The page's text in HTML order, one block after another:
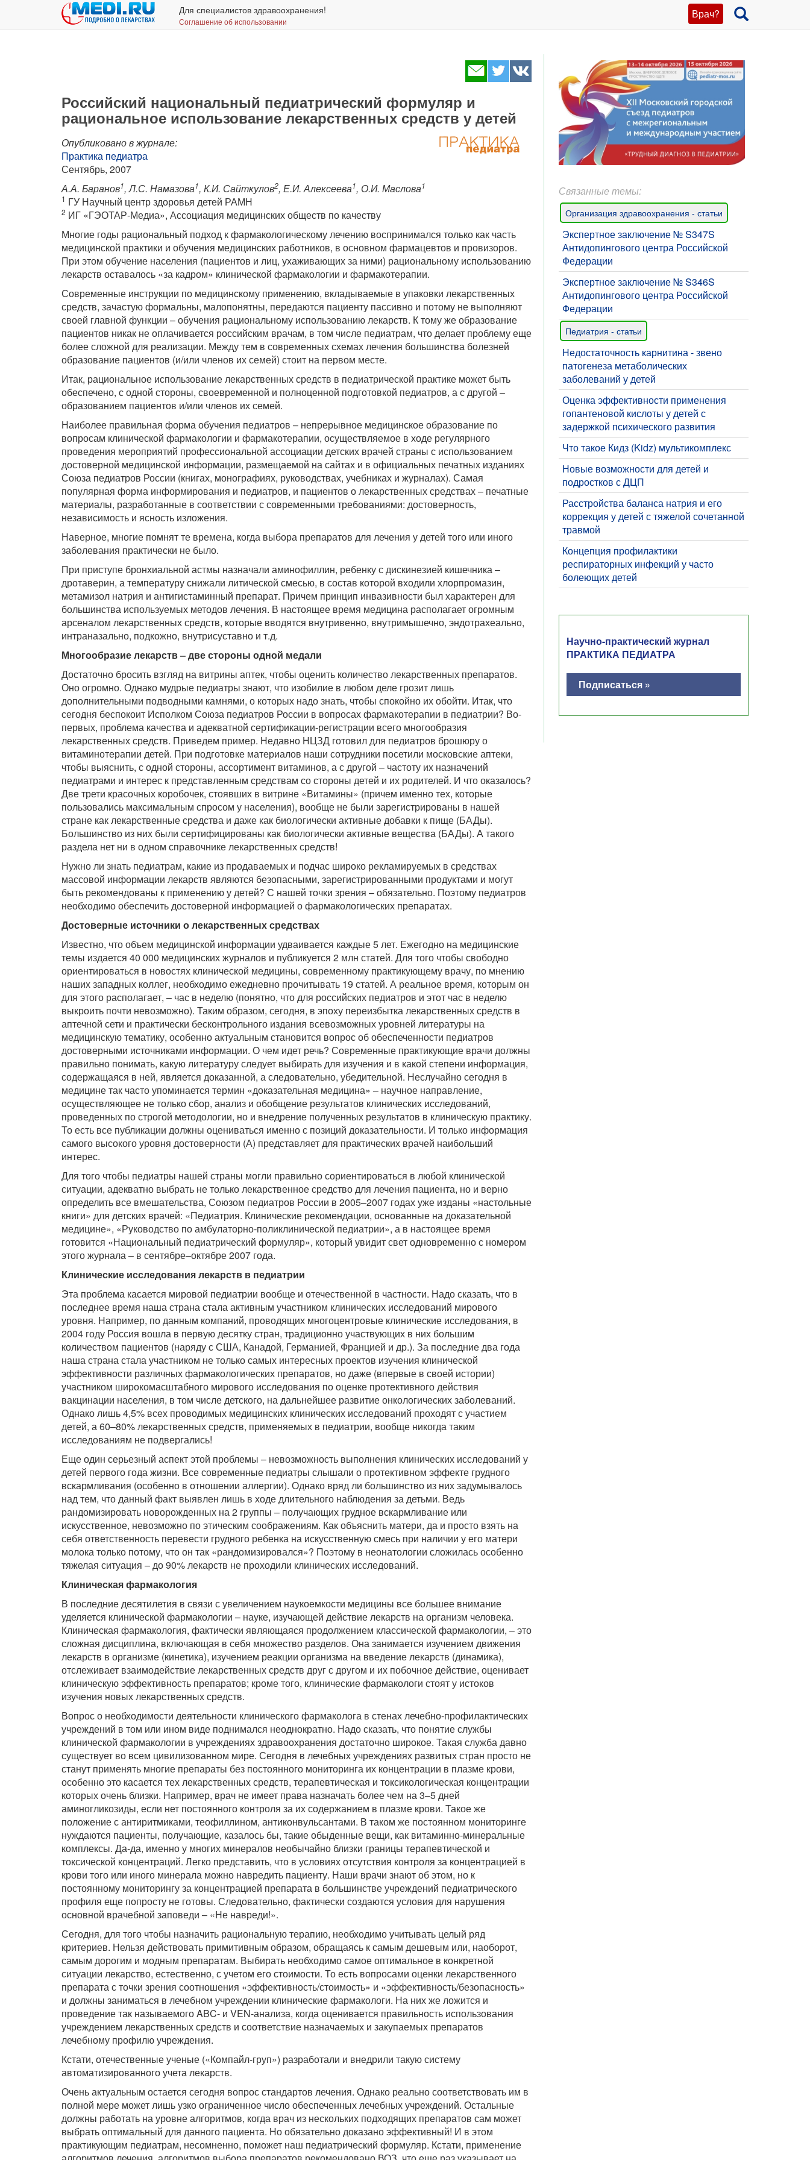
Врач?
Для специалистов здравоохранения!
Соглашение об использовании
Российский национальный педиатрический формуляр и
рациональное использование лекарственных средств у детей
Опубликовано в журнале:
Практика педиатра
Сентябрь, 2007
А.А. Баранов1, Л.С. Намазова1, К.И. Сайткулов2, Е.И. Алексеева1, О.И. Маслова1
1 ГУ Научный центр здоровья детей РАМН
2 ИГ «ГЭОТАР-Медиа», Ассоциация медицинских обществ по качеству
Многие годы рациональный подход к фармакологическому лечению воспринимался только как часть
медицинской практики и обучения медицинских работников, в основном фармацевтов и провизоров.
При этом обучение населения (пациентов и лиц, ухаживающих за ними) рациональному использованию
лекарств оставалось «за кадром» клинической фармакологии и фармакотерапии.
Современные инструкции по медицинскому применению, вкладываемые в упаковки лекарственных
средств, зачастую формальны, малопонятны, передаются пациенту пассивно и потому не выполняют
своей главной функции – обучения рациональному использованию лекарств. К тому же образование
пациентов никак не оплачивается российским врачам, в том числе педиатрам, что делает проблему еще
более сложной для реализации. Между тем в современных схемах лечения большинства болезней
образование пациентов (и/или членов их семей) стоит на первом месте.
Итак, рациональное использование лекарственных средств в педиатрической практике может быть
обеспечено, с одной стороны, своевременной и полноценной подготовкой педиатров, а с другой –
образованием пациентов и/или членов их семей.
Наиболее правильная форма обучения педиатров – непрерывное медицинское образование по
вопросам клинической фармакологии и фармакотерапии, осуществляемое в ходе регулярного
проведения мероприятий профессиональной ассоциации детских врачей страны с использованием
достоверной медицинской информации, размещаемой на сайтах и в официальных печатных изданиях
Союза педиатров России (книгах, монографиях, руководствах, учебниках и журналах). Самая
популярная форма информирования и педиатров, и пациентов о лекарственных средствах – печатные
материалы, разработанные в соответствии с современными требованиями: достоверность,
независимость и ясность изложения.
Наверное, многие помнят те времена, когда выбора препаратов для лечения у детей того или иного
заболевания практически не было.
При приступе бронхиальной астмы назначали аминофиллин, ребенку с дискинезией кишечника –
дротаверин, а температуру снижали литической смесью, в состав которой входили хлорпромазин,
метамизол натрия и антигистаминный препарат. Причем принцип инвазивности был характерен для
большинства используемых методов лечения. В настоящее время медицина располагает огромным
арсеналом лекарственных средств, которые вводятся внутривенно, внутримышечно, эндотрахеально,
интраназально, подкожно, внутрисуставно и т.д.
Многообразие лекарств – две стороны одной медали
Достаточно бросить взгляд на витрины аптек, чтобы оценить количество лекарственных препаратов.
Оно огромно. Однако мудрые педиатры знают, что изобилие в любом деле грозит лишь
дополнительными подводными камнями, о которых надо знать, чтобы спокойно их обойти. Итак, что
сегодня беспокоит Исполком Союза педиатров России в вопросах фармакотерапии в педиатрии? Во-
первых, проблема качества и адекватной сертификации-регистрации всего многообразия
лекарственных средств. Приведем пример. Недавно НЦЗД готовил для педиатров брошюру о
витаминотерапии детей. При подготовке материалов наши сотрудники посетили московские аптеки,
чтобы выяснить, с одной стороны, ассортимент витаминов, а с другой – частоту их назначений
педиатрами и интерес к представленным средствам со стороны детей и их родителей. И что оказалось?
Две трети красочных коробочек, стоявших в витрине «Витамины» (причем именно тех, которые
пользовались максимальным спросом у населения), вообще не были зарегистрированы в нашей
стране как лекарственные средства и даже как биологически активные добавки к пище (БАДы).
Большинство из них были сертифицированы как биологически активные вещества (БАДы). А такого
раздела нет ни в одном справочнике лекарственных средств!
Нужно ли знать педиатрам, какие из продаваемых и подчас широко рекламируемых в средствах
массовой информации лекарств являются безопасными, зарегистрированными продуктами и могут
быть рекомендованы к применению у детей? С нашей точки зрения – обязательно. Поэтому педиатров
необходимо обеспечить достоверной информацией о фармакологических препаратах.
Достоверные источники о лекарственных средствах
Известно, что объем медицинской информации удваивается каждые 5 лет. Ежегодно на медицинские
темы издается 40 000 медицинских журналов и публикуется 2 млн статей. Для того чтобы свободно
ориентироваться в новостях клинической медицины, современному практикующему врачу, по мнению
наших западных коллег, необходимо ежедневно прочитывать 19 статей. А реальное время, которым он
для этого располагает, – час в неделю (понятно, что для российских педиатров и этот час в неделю
выкроить почти невозможно). Таким образом, сегодня, в эпоху переизбытка лекарственных средств в
аптечной сети и практически бесконтрольного издания всевозможных уровней литературы на
медицинскую тематику, особенно актуальным становится вопрос об обеспеченности педиатров
достоверными источниками информации. О чем идет речь? Современные практикующие врачи должны
правильно понимать, какую литературу следует выбирать для изучения и в какой степени информация,
содержащаяся в ней, является доказанной, а следовательно, убедительной. Неслучайно сегодня в
медицине так часто упоминается термин «доказательная медицина» – научное направление,
осуществляющее не только сбор, анализ и обобщение результатов клинических исследований,
проведенных по строгой методологии, но и внедрение полученных результатов в клиническую практику.
То есть все публикации должны оцениваться именно с позиций доказательности. И только информация
самого высокого уровня достоверности (А) представляет для практических врачей наибольший
интерес.
Для того чтобы педиатры нашей страны могли правильно сориентироваться в любой клинической
ситуации, адекватно выбрать не только лекарственное средство для лечения пациента, но и верно
определить все вмешательства, Союзом педиатров России в 2005–2007 годах уже изданы «настольные
книги» для детских врачей: «Педиатрия. Клинические рекомендации, основанные на доказательной
медицине», «Руководство по амбулаторно-поликлинической педиатрии», а в настоящее время
готовится «Национальный педиатрический формуляр», который увидит свет одновременно с номером
этого журнала – в сентябре–октябре 2007 года.
Клинические исследования лекарств в педиатрии
Эта проблема касается мировой педиатрии вообще и отечественной в частности. Надо сказать, что в
последнее время наша страна стала активным участником клинических исследований мирового
уровня. Например, по данным компаний, проводящих многоцентровые клинические исследования, в
2004 году Россия вошла в первую десятку стран, традиционно участвующих в них большим
количеством пациентов (наряду с США, Канадой, Германией, Францией и др.). За последние два года
наша страна стала участником не только самых интересных проектов изучения клинической
эффективности различных фармакологических препаратов, но даже (впервые в своей истории)
участником широкомасштабного мирового исследования по оценке протективного действия
вакцинации населения, в том числе детского, на дальнейшее развитие онкологических заболеваний.
Однако лишь 4,5% всех проводимых медицинских клинических исследований проходят с участием
детей, а 60–80% лекарственных средств, применяемых в педиатрии, вообще никогда таким
исследованиям не подвергались!
Еще один серьезный аспект этой проблемы – невозможность выполнения клинических исследований у
детей первого года жизни. Все современные педиатры слышали о протективном эффекте грудного
вскармливания (особенно в отношении аллергии). Однако вряд ли большинство из них задумывалось
над тем, что данный факт выявлен лишь в ходе длительного наблюдения за детьми. Ведь
рандомизировать новорожденных на 2 группы – получающих грудное вскармливание или
искусственное, невозможно по этическим соображениям. Как объяснить матери, да и просто взять на
себя ответственность перевести грудного ребенка на искусственную смесь при наличии у его матери
молока только потому, что он так «рандомизировался»? Поэтому в неонатологии сложилась особенно
тяжелая ситуация – до 90% лекарств не проходили клинических исследований.
Клиническая фармакология
В последние десятилетия в связи с увеличением наукоемкости медицины все большее внимание
уделяется клинической фармакологии – науке, изучающей действие лекарств на организм человека.
Клиническая фармакология, фактически являющаяся продолжением классической фармакологии, – это
сложная дисциплина, включающая в себя множество разделов. Она занимается изучением движения
лекарств в организме (кинетика), изучением реакции организма на введение лекарств (динамика),
отслеживает взаимодействие лекарственных средств друг с другом и их побочное действие, оценивает
клиническую эффективность препаратов; кроме того, клинические фармакологи стоят у истоков
изучения новых лекарственных средств.
Вопрос о необходимости деятельности клинического фармаколога в стенах лечебно-профилактических
учреждений в том или ином виде поднимался неоднократно. Надо сказать, что понятие службы
клинической фармакологии в учреждениях здравоохранения достаточно широкое. Такая служба давно
существует во всем цивилизованном мире. Сегодня в лечебных учреждениях развитых стран просто не
станут применять многие препараты без постоянного мониторинга их концентрации в плазме крови,
особенно это касается тех лекарственных средств, терапевтическая и токсикологическая концентрации
которых очень близки. Например, врач не имеет права назначать более чем на 3–5 дней
аминогликозиды, если нет постоянного контроля за их содержанием в плазме крови. Такое же
положение с антиритмиками, теофиллином, антиконвульсантами. В таком же постоянном мониторинге
нуждаются пациенты, получающие, казалось бы, такие обыденные вещи, как витаминно-минеральные
комплексы. Да-да, именно у многих минералов необычайно близки границы терапевтической и
токсической концентраций. Легко представить, что в условиях отсутствия контроля за концентрацией в
крови того или иного минерала можно навредить пациенту. Наши врачи знают об этом, но к
постоянному мониторингу за концентрацией препарата в большинстве учреждений педиатрического
профиля еще попросту не готовы. Следовательно, фактически создаются условия для нарушения
основной врачебной заповеди – «Не навреди!».
Сегодня, для того чтобы назначить рациональную терапию, необходимо учитывать целый ряд
критериев. Нельзя действовать примитивным образом, обращаясь к самым дешевым или, наоборот,
самым дорогим и модным препаратам. Выбирать необходимо самое оптимальное в конкретной
ситуации лекарство, естественно, с учетом его стоимости. То есть вопросами оценки лекарственного
препарата с точки зрения соотношения «эффективность/стоимость» и «эффективность/безопасность»
и должны заниматься в лечебном учреждении клинические фармакологи. На них же ложится и
проведение так называемого ABC- и VEN-анализа, когда оценивается правильность использования
учреждением лекарственных средств и соответствие назначаемых и закупаемых препаратов
лечебному профилю учреждения.
Кстати, отечественные ученые («Компайл-груп») разработали и внедрили такую систему
автоматизированного учета лекарств.
Очень актуальным остается сегодня вопрос стандартов лечения. Однако реально соответствовать им в
полной мере может лишь узко ограниченное число обеспеченных лечебных учреждений. Остальные
должны работать на уровне алгоритмов, когда врач из нескольких подходящих препаратов сам может
выбрать оптимальный для данного пациента. Но обязательно доказано эффективный! И в этом
практикующим педиатрам, несомненно, поможет наш педиатрический формуляр. Кстати, применение
Связанные темы:
Организация здравоохранения - статьи
Экспертное заключение № S347S
Антидопингового центра Российской
Федерации
Экспертное заключение № S346S
Антидопингового центра Российской
Федерации
Педиатрия - статьи
Недостаточность карнитина - звено
патогенеза метаболических
заболеваний у детей
Оценка эффективности применения
гопантеновой кислоты у детей с
задержкой психического развития
Что такое Кидз (Kidz) мультикомплекс
​Новые возможности для детей и
подростков с ДЦП
Расстройства баланса натрия и его
коррекция у детей с тяжелой сочетанной
травмой
Концепция профилактики
респираторных инфекций у часто
болеющих детей
Научно-практический журнал
ПРАКТИКА ПЕДИАТРА
Подписаться »